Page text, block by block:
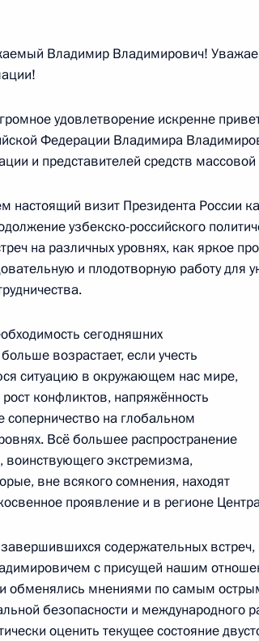
прибыл в Ташкент
подписании Договора между Россией
о передаче лиц, осуждённых к
по итогам российско-
16:20
переговоры
Узбекистана Исламом
21:10
Владимир Владимирович!
удовлетворение искренне
Федерации Владимира
и представителей средств
настоящий визит Президента России
узбекско-российского
на различных уровнях, как яркое
и плодотворную работу для
сегодняшних
возрастает, если учесть
ситуацию в окружающем нас мире,
конфликтов, напряжённость
соперничество на глобальном
Всё большее распространение
воинствующего экстремизма,
вне всякого сомнения, находят
проявление и в регионе
завершившихся содержательных
с присущей нашим
обменялись мнениями по самым
безопасности и международного
оценить текущее состояние